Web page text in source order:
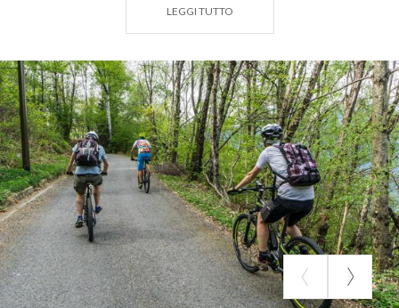
strada comunale che sale dal fondovalle (area di
sosta Sentiero Valtellina vicino al Campo sportivo
della frazione Cavallari), passa dallapiazza del
Comunee prosegue fino all’Alpe Piazzolae ai suoi
splendidi panorami sulla Valtellina (quota 1200 m).
La strada è asfaltata fino a quota 920 m circa dove
diventa sterrata con fondo buono. La pendenza è
prevalentemente attorno al 7/8 % con tratti più
tranquilli e altri più duri fin oltre il 10%.
Si può evitare la fatica salendo in auto fino piccolo
parcheggio di Cà Gianni(quota 860 m) e fino
all’Alpe Piazzola acquistando il permesso di €5
LEGGI TUTTO